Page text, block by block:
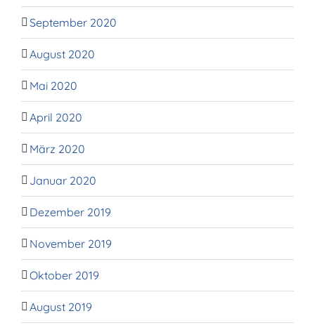
September 2020
August 2020
Mai 2020
April 2020
März 2020
Januar 2020
Dezember 2019
November 2019
Oktober 2019
August 2019